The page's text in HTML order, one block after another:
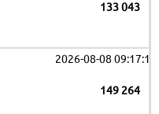
133 043
2026-08-08 09:17:19
149 264